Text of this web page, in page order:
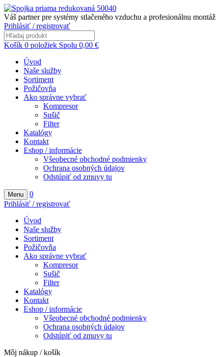
Váš partner pre systémy stlačeného vzduchu a profesionálnu montáž
Prihlásiť / registrovať
Košík 0 položiek Spolu 0,00 €
Úvod
Naše služby
Sortiment
Požičovňa
Ako správne vybrať
Kompresor
Sušič
Filter
Katalógy
Kontakt
Eshop / informácie
Všeobecné obchodné podmienky
Ochrana osobných údajov
Odstúpiť od zmuvy tu
Menu
0
Prihlásiť / registrovať
Úvod
Naše služby
Sortiment
Požičovňa
Ako správne vybrať
Kompresor
Sušič
Filter
Katalógy
Kontakt
Eshop / informácie
Všeobecné obchodné podmienky
Ochrana osobných údajov
Odstúpiť od zmuvy tu
Môj nákup / košík